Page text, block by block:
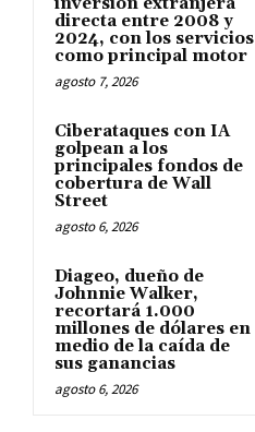
inversión extranjera
directa entre 2008 y
2024, con los servicios
como principal motor
agosto 7, 2026
Ciberataques con IA
golpean a los
principales fondos de
cobertura de Wall
Street
agosto 6, 2026
Diageo, dueño de
Johnnie Walker,
recortará 1.000
millones de dólares en
medio de la caída de
sus ganancias
agosto 6, 2026